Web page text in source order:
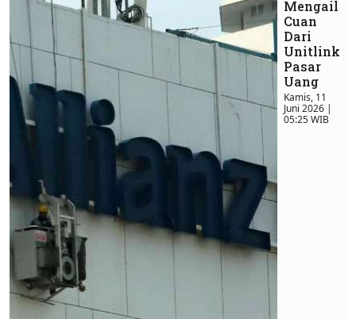
Mengail
Cuan
Dari
Unitlink
Pasar
Uang
Kamis, 11
Juni 2026 |
05:25 WIB